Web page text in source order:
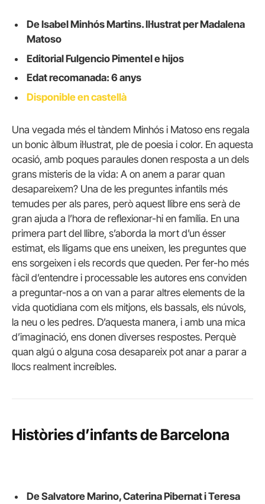
De Isabel Minhós Martins. Il·lustrat per Madalena
Matoso
Editorial Fulgencio Pimentel e hijos
Edat recomanada: 6 anys
Disponible en castellà
Una vegada més el tàndem Minhós i Matoso ens regala
un bonic àlbum il·lustrat, ple de poesia i color. En aquesta
ocasió, amb poques paraules donen resposta a un dels
grans misteris de la vida: A on anem a parar quan
desapareixem? Una de les preguntes infantils més
temudes per als pares, però aquest llibre ens serà de
gran ajuda a l’hora de reflexionar-hi en família. En una
primera part del llibre, s’aborda la mort d’un ésser
estimat, els lligams que ens uneixen, les preguntes que
ens sorgeixen i els records que queden. Per fer-ho més
fàcil d’entendre i processable les autores ens conviden
a preguntar-nos a on van a parar altres elements de la
vida quotidiana com els mitjons, els bassals, els núvols,
la neu o les pedres. D’aquesta manera, i amb una mica
d’imaginació, ens donen diverses respostes. Perquè
quan algú o alguna cosa desapareix pot anar a parar a
llocs realment increíbles.
Històries d’infants de Barcelona
De Salvatore Marino, Caterina Pibernat i Teresa